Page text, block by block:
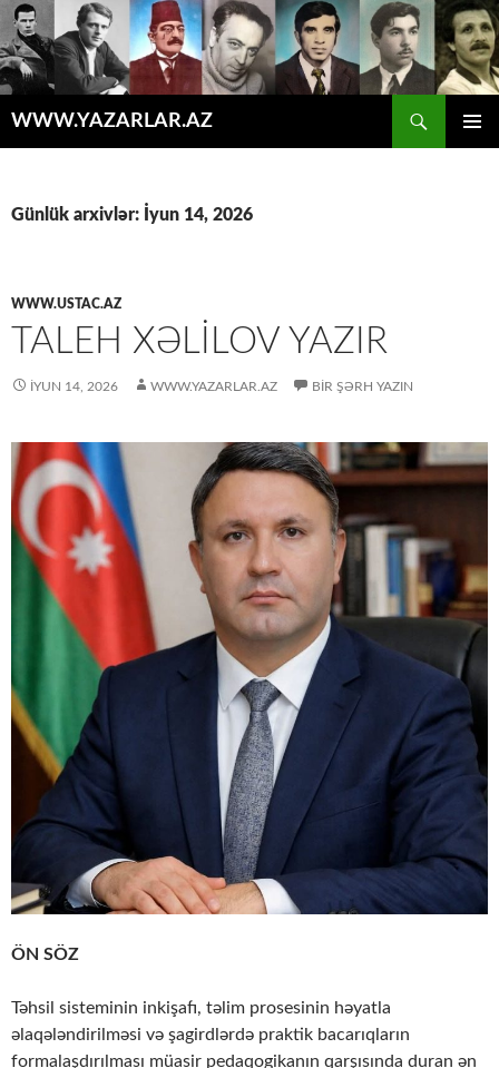
WWW.YAZARLAR.AZ
Günlük arxivlər: İyun 14, 2026
WWW.USTAC.AZ
TALEH XƏLILOV YAZIR
İYUN 14, 2026 WWW.YAZARLAR.AZ BIR ŞƏRH YAZIN
ÖN SÖZ
Təhsil sisteminin inkişafı, təlim prosesinin həyatla
əlaqələndirilməsi və şagirdlərdə praktik bacarıqların
formalaşdırılması müasir pedaqogikanın qarşısında duran ən